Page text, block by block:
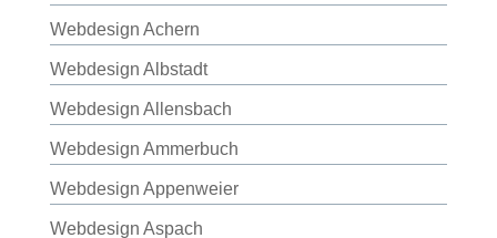
Webdesign Achern
Webdesign Albstadt
Webdesign Allensbach
Webdesign Ammerbuch
Webdesign Appenweier
Webdesign Aspach